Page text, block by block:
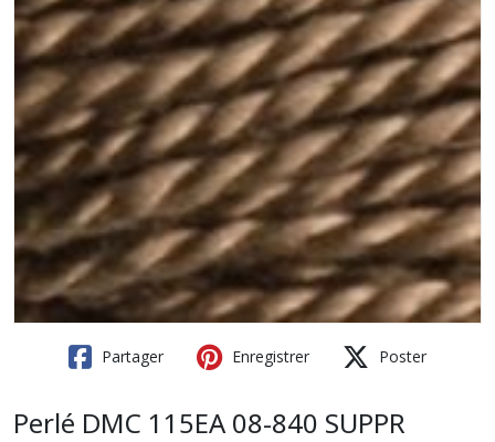
Partager Enregistrer Poster
Perlé DMC 115EA 08-840 SUPPR